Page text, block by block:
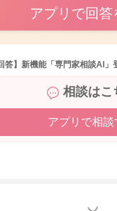
で、飲み過ぎていて、
したら、綿棒浣腸をし
つ伏せ遊びをされてみる
欲しがり方も変わること
どうつ伏せ遊びをする
さい。
アプリで回答
答】新機能「専門家相談AI」
相談はこ
アプリで相談
もっと見る